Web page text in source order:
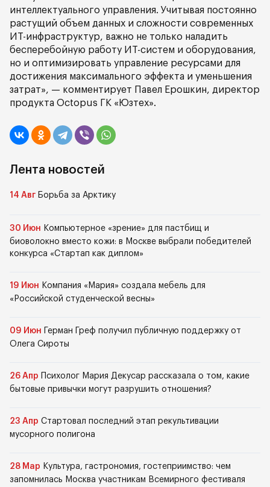
интеллектуального управления. Учитывая постоянно
растущий объем данных и сложности современных
ИТ-инфраструктур, важно не только наладить
бесперебойную работу ИТ-систем и оборудования,
но и оптимизировать управление ресурсами для
достижения максимального эффекта и уменьшения
затрат», — комментирует Павел Ерошкин, директор
продукта Octopus ГК «Юзтех».
Лента новостей
14 Авг Борьба за Арктику
30 Июн Компьютерное «зрение» для пастбищ и
биоволокно вместо кожи: в Москве выбрали победителей
конкурса «Стартап как диплом»
19 Июн Компания «Мария» создала мебель для
«Российской студенческой весны»
09 Июн
Герман Греф получил публичную поддержку от
Олега Сироты
26 Апр
Психолог Мария Декусар рассказала о том, какие
бытовые привычки могут разрушить отношения?
23 Апр Стартовал последний этап рекультивации
мусорного полигона
28 Мар Культура, гастрономия, гостеприимство: чем
запомнилась Москва участникам Всемирного фестиваля